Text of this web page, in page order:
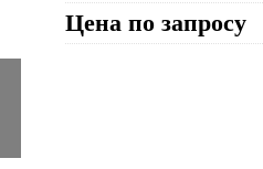
Цена по запросу